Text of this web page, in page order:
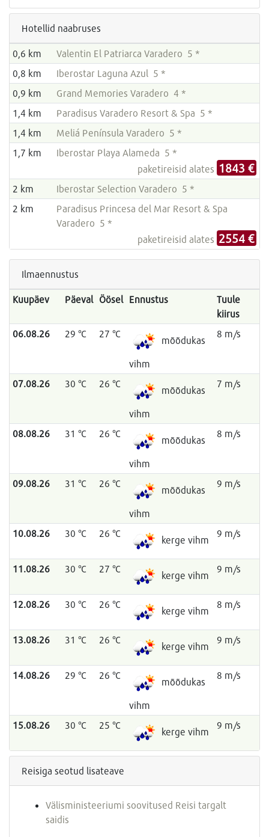
Hotellid naabruses
0,6 km
Valentin El Patriarca Varadero 5 *
0,8 km
Iberostar Laguna Azul 5 *
0,9 km
Grand Memories Varadero 4 *
1,4 km
Paradisus Varadero Resort & Spa 5 *
1,4 km
Meliá Península Varadero 5 *
1,7 km
Iberostar Playa Alameda 5 *
paketireisid alates 1843 €
2 km
Iberostar Selection Varadero 5 *
2 km
Paradisus Princesa del Mar Resort & Spa
Varadero 5 *
paketireisid alates 2554 €
Ilmaennustus
Kuupäev Päeval Öösel Ennustus
Tuule
kiirus
06.08.26
29 °C 27 °C
mõõdukas
vihm
8 m/s
07.08.26 30 °C 26 °C
mõõdukas
vihm
7 m/s
08.08.26 31 °C 26 °C
mõõdukas
vihm
8 m/s
09.08.26 31 °C 26 °C
mõõdukas
vihm
9 m/s
10.08.26 30 °C 26 °C
kerge vihm
9 m/s
11.08.26 30 °C 27 °C
kerge vihm
9 m/s
12.08.26 30 °C 26 °C
kerge vihm
8 m/s
13.08.26 31 °C 26 °C
kerge vihm
9 m/s
14.08.26 29 °C 26 °C
mõõdukas
vihm
8 m/s
15.08.26 30 °C 25 °C
kerge vihm
9 m/s
Reisiga seotud lisateave
Välisministeeriumi soovitused Reisi targalt
saidis